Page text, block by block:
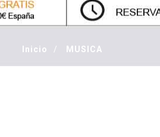
0 €
Inicio / MUSICA